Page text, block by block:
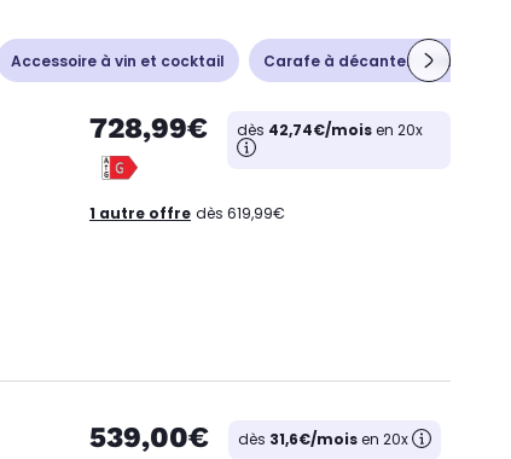
Accessoire à vin et cocktail Carafe à décanter - Aérateur
728,99€ dès 42,74€/moisen 20x
1 autre offre dès 619,99€
539,00€ dès 31,6€/moisen 20x